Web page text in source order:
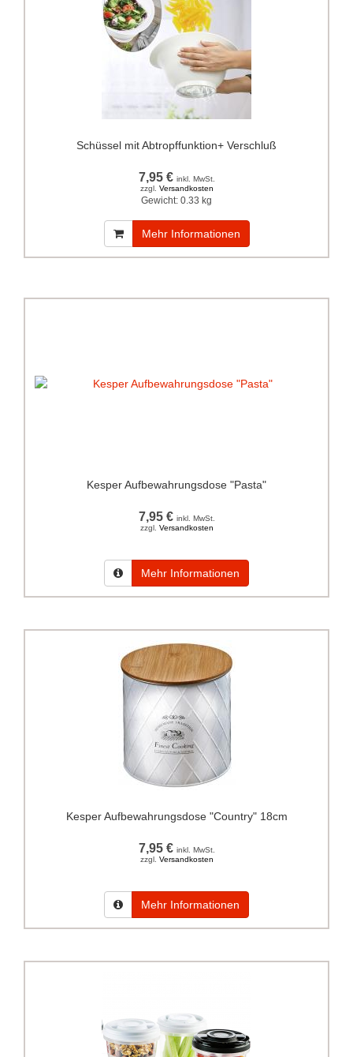
Schüssel mit Abtropffunktion+ Verschluß
7,95 € inkl. MwSt.
zzgl. Versandkosten
Gewicht: 0.33 kg
Mehr Informationen
Kesper Aufbewahrungsdose "Pasta"
7,95 € inkl. MwSt.
zzgl. Versandkosten
Mehr Informationen
Kesper Aufbewahrungsdose "Country" 18cm
7,95 € inkl. MwSt.
zzgl. Versandkosten
Mehr Informationen